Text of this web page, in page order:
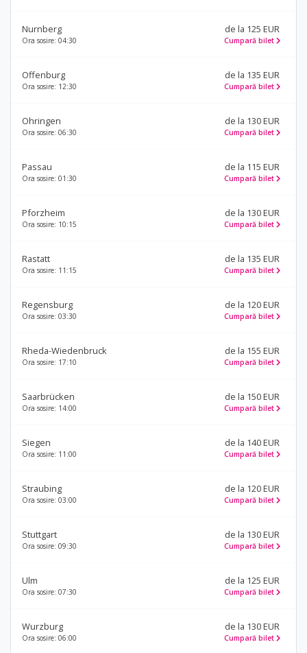
Nurnberg
Ora sosire: 04:30
de la 125 EUR
Cumpară bilet
Offenburg
Ora sosire: 12:30
de la 135 EUR
Cumpară bilet
Ohringen
Ora sosire: 06:30
de la 130 EUR
Cumpară bilet
Passau
Ora sosire: 01:30
de la 115 EUR
Cumpară bilet
Pforzheim
Ora sosire: 10:15
de la 130 EUR
Cumpară bilet
Rastatt
Ora sosire: 11:15
de la 135 EUR
Cumpară bilet
Regensburg
Ora sosire: 03:30
de la 120 EUR
Cumpară bilet
Rheda-Wiedenbruck
Ora sosire: 17:10
de la 155 EUR
Cumpară bilet
Saarbrücken
Ora sosire: 14:00
de la 150 EUR
Cumpară bilet
Siegen
Ora sosire: 11:00
de la 140 EUR
Cumpară bilet
Straubing
Ora sosire: 03:00
de la 120 EUR
Cumpară bilet
Stuttgart
Ora sosire: 09:30
de la 130 EUR
Cumpară bilet
Ulm
Ora sosire: 07:30
de la 125 EUR
Cumpară bilet
Wurzburg
Ora sosire: 06:00
de la 130 EUR
Cumpară bilet